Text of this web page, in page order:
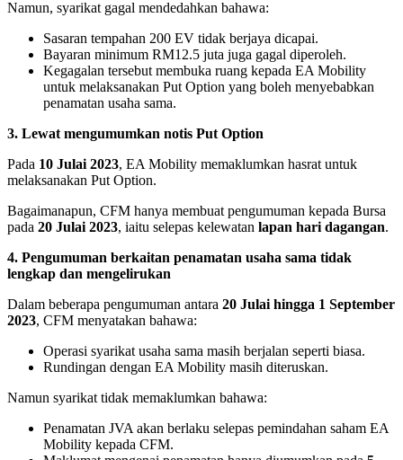
Namun, syarikat gagal mendedahkan bahawa:
Sasaran tempahan 200 EV tidak berjaya dicapai.
Bayaran minimum RM12.5 juta juga gagal diperoleh.
Kegagalan tersebut membuka ruang kepada EA Mobility
untuk melaksanakan Put Option yang boleh menyebabkan
penamatan usaha sama.
3. Lewat mengumumkan notis Put Option
Pada 10 Julai 2023, EA Mobility memaklumkan hasrat untuk
melaksanakan Put Option.
Bagaimanapun, CFM hanya membuat pengumuman kepada Bursa
pada 20 Julai 2023, iaitu selepas kelewatan lapan hari dagangan.
4. Pengumuman berkaitan penamatan usaha sama tidak
lengkap dan mengelirukan
Dalam beberapa pengumuman antara 20 Julai hingga 1 September
2023, CFM menyatakan bahawa:
Operasi syarikat usaha sama masih berjalan seperti biasa.
Rundingan dengan EA Mobility masih diteruskan.
Namun syarikat tidak memaklumkan bahawa:
Penamatan JVA akan berlaku selepas pemindahan saham EA
Mobility kepada CFM.